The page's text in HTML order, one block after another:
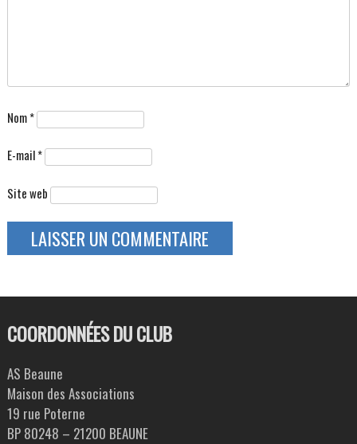
Nom*
E-mail*
Site web
COORDONNÉES DU CLUB
AS Beaune
Maison des Associations
19 rue Poterne
BP 80248 – 21200 BEAUNE